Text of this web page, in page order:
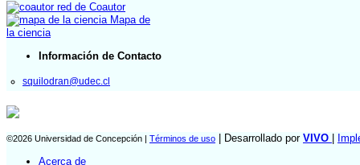
red de Coautor
Mapa de
la ciencia
Información de Contacto
squilodran@udec.cl
©2026 Universidad de Concepción | Términos de uso | Desarrollado por VIVO
Acerca de